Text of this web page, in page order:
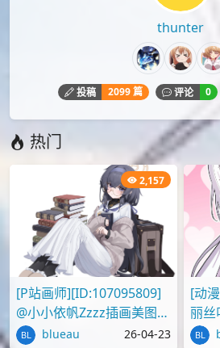
thunter
投稿 2099 篇 评论 0
热门
2,157
[P站画师][ID:107095809]
@小小依帆Zzzz插画美图作
品推荐blueau 26-04-23
[动
丽丝
壁纸